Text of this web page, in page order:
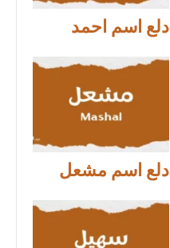
دلع اسم احمد
دلع اسم مشعل